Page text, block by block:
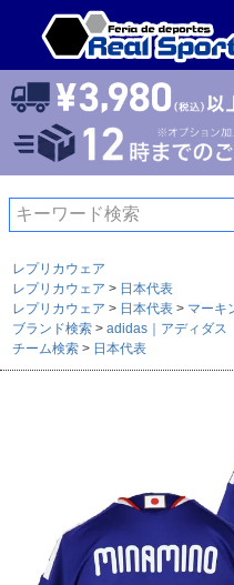
レプリカウェア
レプリカウェア
日本代表
レプリカウェア
日本代表
マーキ
ブランド検索
adidas｜アディダス
チーム検索
日本代表